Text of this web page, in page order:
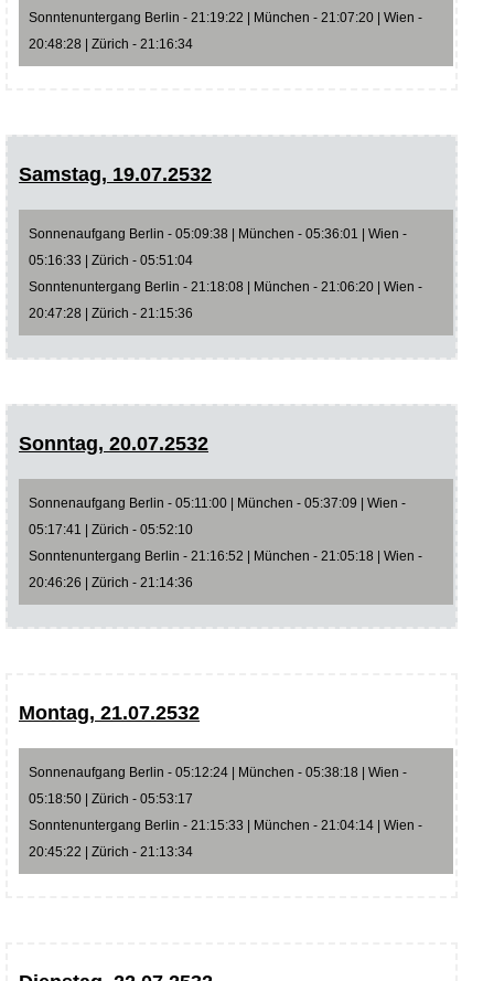
Sonntenuntergang Berlin - 21:19:22 | München - 21:07:20 | Wien -
20:48:28 | Zürich - 21:16:34
Samstag, 19.07.2532
Sonnenaufgang Berlin - 05:09:38 | München - 05:36:01 | Wien -
05:16:33 | Zürich - 05:51:04
Sonntenuntergang Berlin - 21:18:08 | München - 21:06:20 | Wien -
20:47:28 | Zürich - 21:15:36
Sonntag, 20.07.2532
Sonnenaufgang Berlin - 05:11:00 | München - 05:37:09 | Wien -
05:17:41 | Zürich - 05:52:10
Sonntenuntergang Berlin - 21:16:52 | München - 21:05:18 | Wien -
20:46:26 | Zürich - 21:14:36
Montag, 21.07.2532
Sonnenaufgang Berlin - 05:12:24 | München - 05:38:18 | Wien -
05:18:50 | Zürich - 05:53:17
Sonntenuntergang Berlin - 21:15:33 | München - 21:04:14 | Wien -
20:45:22 | Zürich - 21:13:34